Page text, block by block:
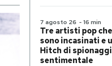
7 agosto 26 - 16 min
Tre artisti pop
sono incasinati e
Hitch di
sentimentale